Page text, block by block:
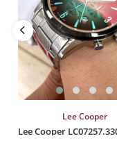
SEPETE EKLELee Cooper